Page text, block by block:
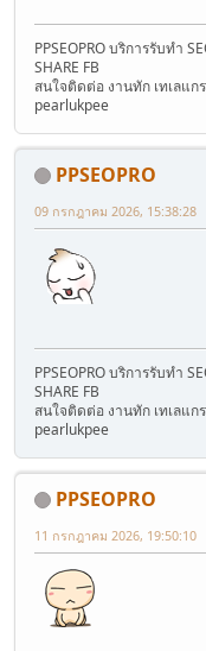
PPSEOPRO บริการรับทำ
SHARE FB
สนใจติดต่อ งานทัก เทเลแ
pearlukpee
PPSEOPRO
09 กรกฎาคม 2026, 15:38:28
PPSEOPRO บริการรับทำ
SHARE FB
สนใจติดต่อ งานทัก เทเลแ
pearlukpee
PPSEOPRO
11 กรกฎาคม 2026, 19:50:10